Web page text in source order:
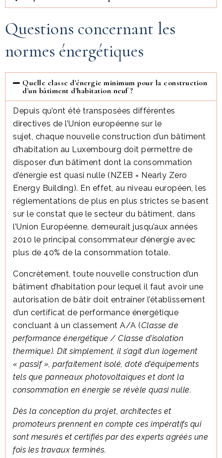
Questions concernant les
normes énergétiques
Quelle classe d'énergie minimum pour la construction
d'un bâtiment d'habitation neuf ?
Depuis qu’ont été transposées différentes
directives de l’Union européenne sur le
sujet, chaque nouvelle construction d’un bâtiment
d’habitation au Luxembourg doit permettre de
disposer d’un bâtiment dont la consommation
d’énergie est quasi nulle (NZEB = Nearly Zero
Energy Building). En effet, au niveau européen, les
réglementations de plus en plus strictes se basent
sur le constat que le secteur du bâtiment, dans
l’Union Européenne, demeurait jusqu’aux années
2010 le principal consommateur d’énergie avec
plus de 40% de la consommation totale.
Concrètement, toute nouvelle construction d’un
bâtiment d’habitation pour lequel il faut avoir une
autorisation de bâtir doit entraîner l’établissement
d’un certificat de performance énergétique
concluant à un classement A/A (Classe de
performance énergétique / Classe d’isolation
thermique). Dit simplement, il s’agit d’un logement
« passif », parfaitement isolé, doté d’équipements
tels que panneaux photovoltaïques et dont la
consommation en énergie se révèle quasi nulle.
Dès la conception du projet, architectes et
promoteurs prennent en compte ces impératifs qui
sont mesurés et certifiés par des experts agréés une
fois les travaux terminés.